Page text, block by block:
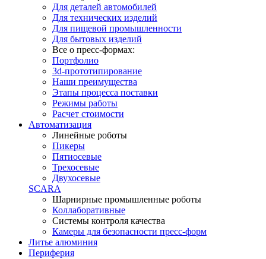
Для деталей автомобилей
Для технических изделий
Для пищевой промышленности
Для бытовых изделий
Все о пресс-формах:
Портфолио
3d-прототипирование
Наши преимущества
Этапы процесса поставки
Режимы работы
Расчет стоимости
Автоматизация
Линейные роботы
Пикеры
Пятиосевые
Трехосевые
Двухосевые
SCARA
Шарнирные промышленные роботы
Коллаборативные
Системы контроля качества
Камеры для безопасности пресс-форм
Литье алюминия
Периферия